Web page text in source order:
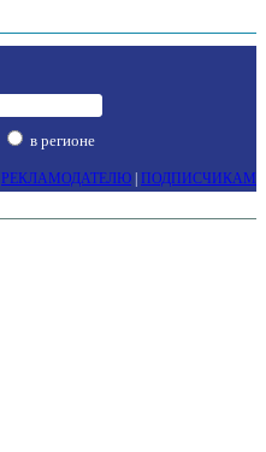
в регионе
РЕКЛАМОДАТЕЛЮ ПОДПИСЧИКАМ